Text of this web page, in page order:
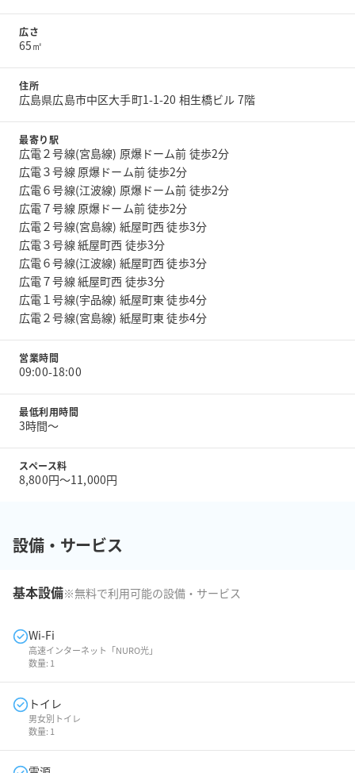
広さ
65㎡
住所
広島県広島市中区大手町1-1-20 相生橋ビル 7階
最寄り駅
広電２号線(宮島線) 原爆ドーム前 徒歩2分
広電３号線 原爆ドーム前 徒歩2分
広電６号線(江波線) 原爆ドーム前 徒歩2分
広電７号線 原爆ドーム前 徒歩2分
広電２号線(宮島線) 紙屋町西 徒歩3分
広電３号線 紙屋町西 徒歩3分
広電６号線(江波線) 紙屋町西 徒歩3分
広電７号線 紙屋町西 徒歩3分
広電１号線(宇品線) 紙屋町東 徒歩4分
広電２号線(宮島線) 紙屋町東 徒歩4分
営業時間
09:00-18:00
最低利用時間
3時間〜
スペース料
8,800円〜11,000円
設備・サービス
基本設備※無料で利用可能の設備・サービス
Wi-Fi
高速インターネット「NURO光」
数量: 1
トイレ
男女別トイレ
数量: 1